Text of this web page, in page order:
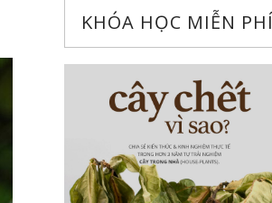
KHÓA HỌC MIỄN PHÍ